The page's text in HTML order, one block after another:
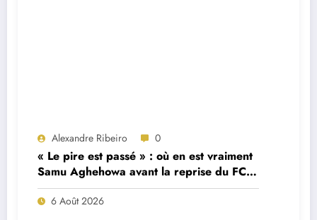
Alexandre Ribeiro 0
« Le pire est passé » : où en est vraiment
Samu Aghehowa avant la reprise du FC
Porto ?
6 Août 2026